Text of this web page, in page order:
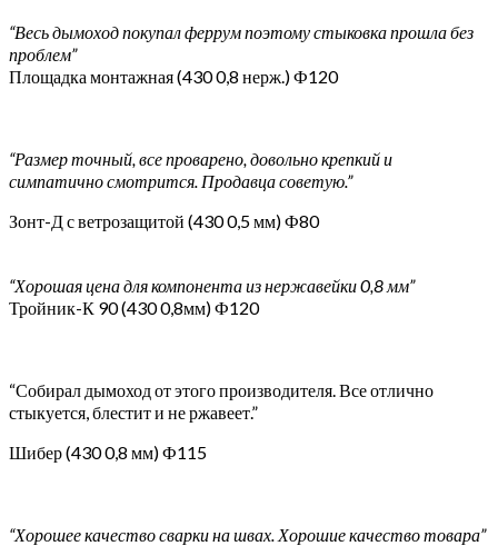
“Весь дымоход покупал феррум поэтому стыковка прошла без
проблем”
Площадка монтажная (430 0,8 нерж.) Ф120
“Размер точный, все проварено, довольно крепкий и
симпатично смотрится. Продавца советую.”
Зонт-Д с ветрозащитой (430 0,5 мм) Ф80
“Хорошая цена для компонента из нержавейки 0,8 мм”
Тройник-К 90 (430 0,8мм) Ф120
“Собирал дымоход от этого производителя. Все отлично
стыкуется, блестит и не ржавеет.”
Шибер (430 0,8 мм) Ф115
“Хорошее качество сварки на швах. Хорошие качество товара”